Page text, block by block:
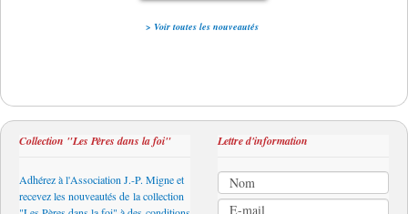
> Voir toutes les nouveautés
Collection "Les Pères dans la foi"
Adhérez à l'Association J.-P. Migne et
recevez les nouveautés de la collection
Lettre d'information